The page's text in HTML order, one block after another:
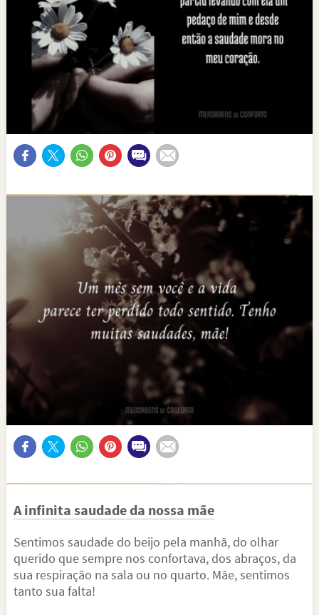
A infinita saudade da nossa mãe
Sentimos saudade do beijo pela manhã, do olhar
querido que sempre nos confortava, dos abraços, da
sua respiração na sala ou no quarto. Mãe, sentimos
tanto sua falta!